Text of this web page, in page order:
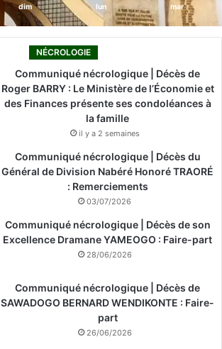
dim lun mar
NÉCROLOGIE
Communiqué nécrologique | Décès de
Roger BARRY : Le Ministère de l’Économie et
des Finances présente ses condoléances à
la famille
il y a 2 semaines
Communiqué nécrologique | Décès du
Général de Division Nabéré Honoré TRAORÉ
: Remerciements
03/07/2026
Communiqué nécrologique | Décès de son
Excellence Dramane YAMEOGO : Faire-part
28/06/2026
Communiqué nécrologique | Décès de
SAWADOGO BERNARD WENDIKONTE : Faire-
part
26/06/2026